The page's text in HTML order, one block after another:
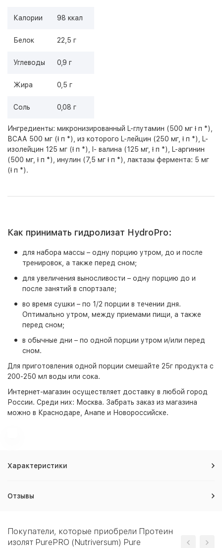
Калории 98 ккал
Белок 22,5 г
Углеводы 0,9 г
Жира 0,5 г
Соль 0,08 г
Ингредиенты: микронизированный L-глутамин (500 мг ƚ п *),
ВСАА 500 мг (ƚ п *), из которого L-лейцин (250 мг, ƚ п *), L-
изолейцин 125 мг (ƚ п *), l- валина (125 мг, ƚ п *), L-аргинин
(500 мг, ƚ п *), инулин (7,5 мг ƚ п *), лактазы фермента: 5 мг
(ƚ п *).
Как принимать гидролизат HydroPro:
для набора массы – одну порцию утром, до и после
тренировок, а также перед сном;
для увеличения выносливости – одну порцию до и
после занятий в спортзале;
во время сушки – по 1/2 порции в течении дня.
Оптимально утром, между приемами пищи, а также
перед сном;
в обычные дни – по одной порции утром и/или перед
сном.
Для приготовления одной порции смешайте 25г продукта с
200-250 мл воды или сока.
Интернет-магазин осуществляет доставку в любой город
России. Среди них: Москва. Забрать заказ из магазина
можно в Краснодаре, Анапе и Новороссийске.
Характеристики
Отзывы
Покупатели, которые приобрели Протеин
изолят PurePRO (Nutriversum) Pure